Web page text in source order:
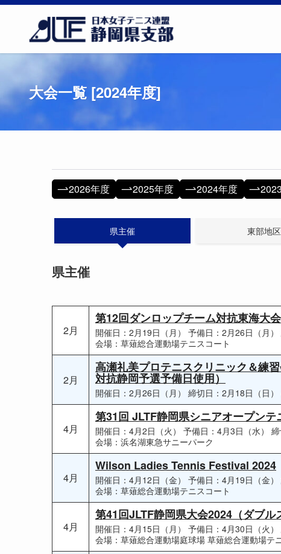
大会一覧 [2024年度]
2026年度 2025年度 2024年度
県主催 東部地区
県主催
2月
第12回ダンロップチーム対抗東海大
開催日：2月19日（月） 予備日：2月26日（月）
会場：草薙総合運動場テニスコート
2月
高瀬礼美プロテニスクリニック＆練
対抗静岡予選予備日使用）
開催日：2月26日（月） 締切日：2月18日（日）
4月
第31回 JLTF静岡県シニアオープンテ
開催日：4月2日（火） 予備日：4月3日（水）
会場：浜名湖東急サニーパーク
4月
Wilson Ladies Tennis Festival 2024
開催日：4月12日（金） 予備日：4月19日（金）
会場：草薙総合運動場テニスコート
4月
第41回JLTF静岡県大会2024（ダブル
開催日：4月15日（月） 予備日：4月30日（火）
会場：草薙総合運動場庭球場 草薙総合運動場テ